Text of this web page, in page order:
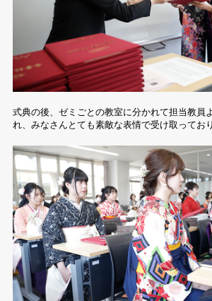
式典の後、ゼミごとの教室に分かれて担当教員
れ、みなさんとても素敵な表情で受け取ってお